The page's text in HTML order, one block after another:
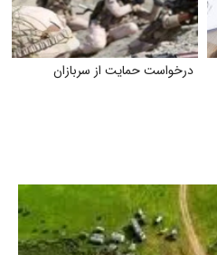
درخواست حمایت از سربازان